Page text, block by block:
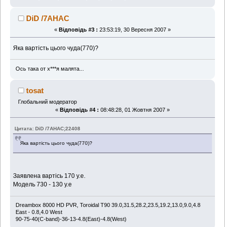
DiD /7AHAC
« Відповідь #3 : 23:53:19, 30 Вересня 2007 »
Яка вартість цього чуда(770)?
Ось така от х***я малята...
tosat
Глобальний модератор
« Відповідь #4 : 08:48:28, 01 Жовтня 2007 »
Цитата: DiD /7AHAC;22408
Яка вартість цього чуда(770)?
Заявлена вартісь 170 у.е.
Модель 730 - 130 у.е
Dreambox 8000 HD PVR, Toroidal T90 39.0,31.5,28.2,23.5,19.2,13.0,9.0,4.8
East - 0.8,4.0 West
90-75-40(C-band)-36-13-4.8(East)-4.8(West)